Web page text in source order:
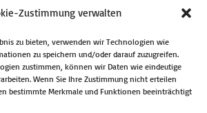
Zustimmung verwalten
zu bieten, verwenden wir Technologien wie
zu speichern und/oder darauf zuzugreifen.
zustimmen, können wir Daten wie eindeutige
Wenn Sie Ihre Zustimmung nicht erteilen
bestimmte Merkmale und Funktionen beeinträchtigt
Thema „Der Wolf im Märkischen
Affeln